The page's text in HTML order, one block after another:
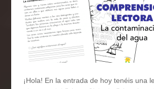
¡Hola! En la entrada de hoy tenéis una